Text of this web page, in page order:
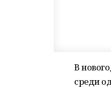
В
среди